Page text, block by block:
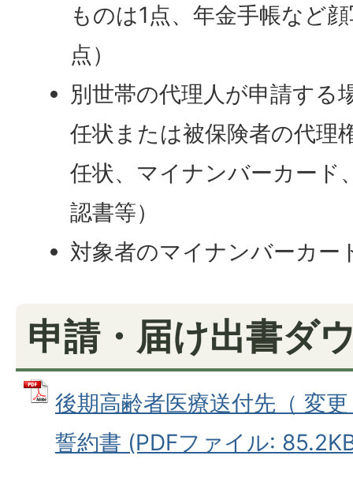
ものは1点、年金手帳など
点）
別世帯の代理人が申請する
任状または被保険者の代理
任状、マイナンバーカード
認書等）
対象者のマイナンバーカー
申請・届け出書ダ
後期高齢者医療送付先（ 変
誓約書 (PDFファイル: